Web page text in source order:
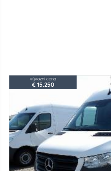
vývozní cena
€ 15.250